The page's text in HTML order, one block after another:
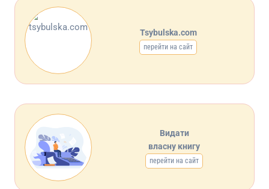
Tsybulska.com
перейти на сайт
Видати
власну книгу
перейти на сайт